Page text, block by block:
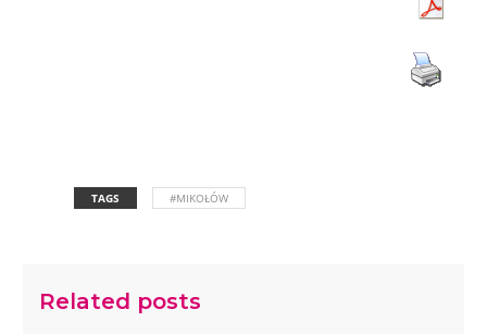
TAGS #MIKOŁÓW
Related posts